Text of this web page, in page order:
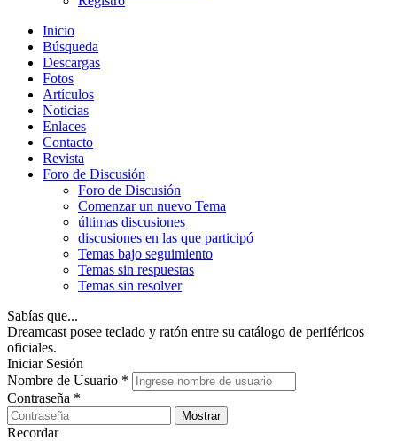
Inicio
Búsqueda
Descargas
Fotos
Artículos
Noticias
Enlaces
Contacto
Revista
Foro de Discusión
Foro de Discusión
Comenzar un nuevo Tema
últimas discusiones
discusiones en las que participó
Temas bajo seguimiento
Temas sin respuestas
Temas sin resolver
Sabías que...
Dreamcast posee teclado y ratón entre su catálogo de periféricos
oficiales.
Iniciar Sesión
Nombre de Usuario *
Contraseña *
Mostrar
Recordar